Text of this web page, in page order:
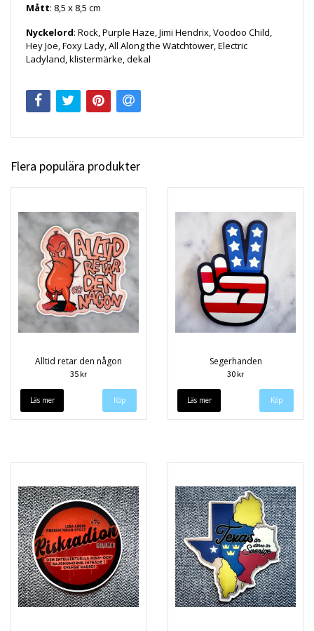
Mått: 8,5 x 8,5 cm
Nyckelord: Rock, Purple Haze, Jimi Hendrix, Voodoo Child,
Hey Joe, Foxy Lady, All Along the Watchtower, Electric
Ladyland, klistermärke, dekal
Flera populära produkter
Alltid retar den någon
35 kr
Läs mer
Segerhanden
30 kr
Läs mer